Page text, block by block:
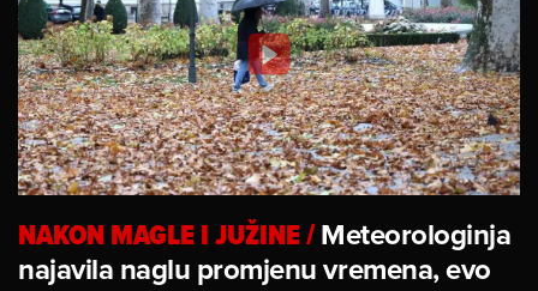
NAKON MAGLE I JUŽINE/Meteorologinja
najavila naglu promjenu vremena, evo